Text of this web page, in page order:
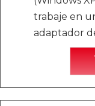
trabaje en
adaptador